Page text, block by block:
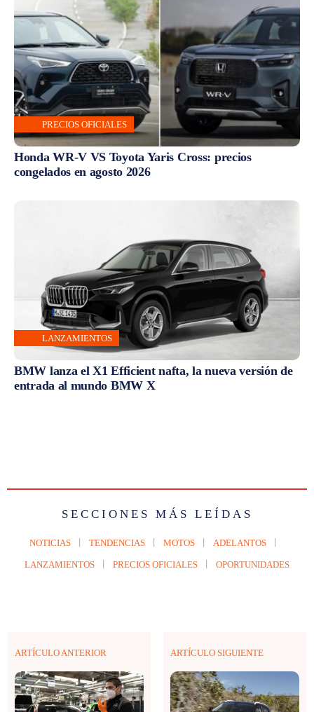
PRECIOS OFICIALES
Honda WR-V VS Toyota Yaris Cross: precios
congelados en agosto 2026
LANZAMIENTOS
BMW lanza el X1 Efficient nafta, la nueva versión de
entrada al mundo BMW X
SECCIONES MÁS LEÍDAS
NOTICIAS TENDENCIAS MOTOS ADELANTOS
LANZAMIENTOS PRECIOS OFICIALES OPORTUNIDADES
ARTÍCULO ANTERIOR ARTÍCULO SIGUIENTE